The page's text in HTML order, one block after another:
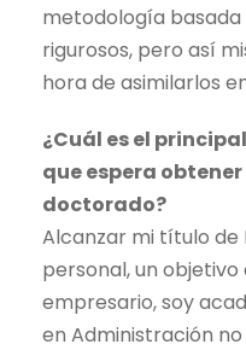
metodología
rigurosos, pero así
hora de asimilarlos
¿Cuál es el
que espera
doctorado?
Alcanzar mi título de
personal, un objetivo
empresario, soy
en Administración